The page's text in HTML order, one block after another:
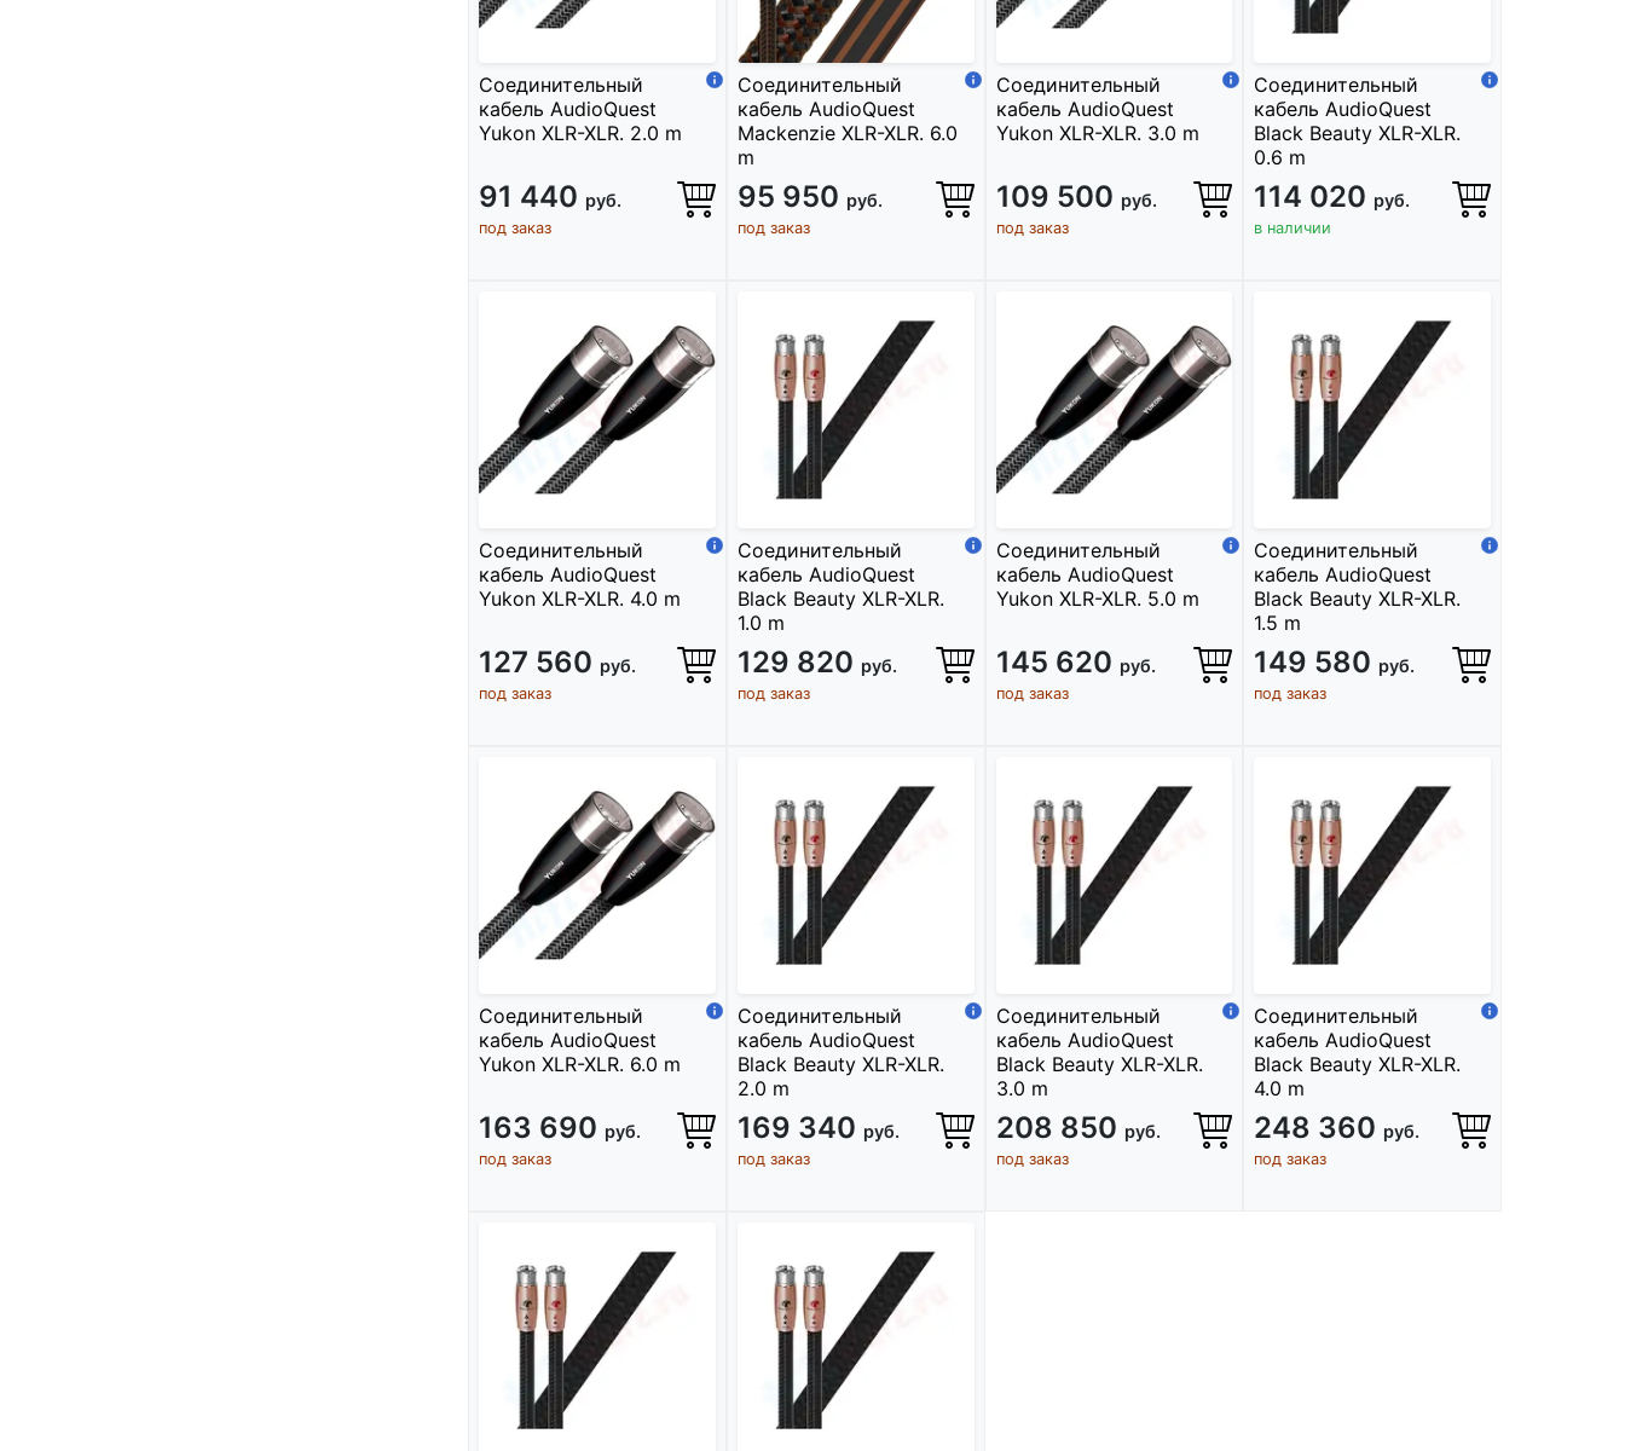
Соединительный
кабель AudioQuest
Yukon XLR-XLR. 2.0 m
91 440 руб.
под заказ
Соединительный
кабель AudioQuest
Mackenzie XLR-XLR. 6.0
m
95 950 руб.
под заказ
Соединительный
кабель AudioQuest
Yukon XLR-XLR. 3.0 m
109 500 руб.
под заказ
Соединительный
кабель AudioQuest
Black Beauty XLR-XLR.
0.6 m
114 020 руб.
в наличии
Соединительный
кабель AudioQuest
Yukon XLR-XLR. 4.0 m
127 560 руб.
под заказ
Соединительный
кабель AudioQuest
Black Beauty XLR-XLR.
1.0 m
129 820 руб.
под заказ
Соединительный
кабель AudioQuest
Yukon XLR-XLR. 5.0 m
145 620 руб.
под заказ
Соединительный
кабель AudioQuest
Black Beauty XLR-XLR.
1.5 m
149 580 руб.
под заказ
Соединительный
кабель AudioQuest
Yukon XLR-XLR. 6.0 m
163 690 руб.
под заказ
Соединительный
кабель AudioQuest
Black Beauty XLR-XLR.
2.0 m
169 340 руб.
под заказ
Соединительный
кабель AudioQuest
Black Beauty XLR-XLR.
3.0 m
208 850 руб.
под заказ
Соединительный
кабель AudioQuest
Black Beauty XLR-XLR.
4.0 m
248 360 руб.
под заказ